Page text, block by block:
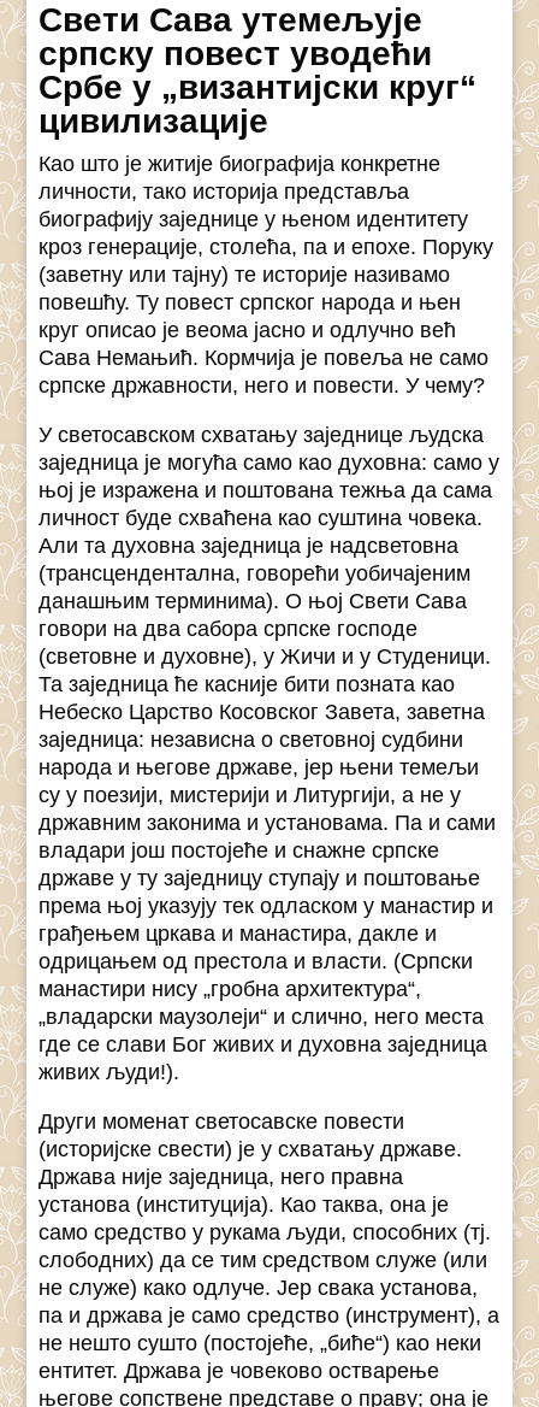
Свети Сава утемељује
српску повест уводећи
Србе у „византијски круг“
цивилизације
Као што је житије биографија конкретне
личности, тако историја представља
биографију заједнице у њеном идентитету
кроз генерације, столећа, па и епохе. Поруку
(заветну или тајну) те историје називамо
повешћу. Ту повест српског народа и њен
круг описао је веома јасно и одлучно већ
Сава Немањић. Кормчија је повеља не само
српске државности, него и повести. У чему?
У светосавском схватању заједнице људска
заједница је могућа само као духовна: само у
њој је изражена и поштована тежња да сама
личност буде схваћена као суштина човека.
Али та духовна заједница је надсветовна
(трансцендентална, говорећи уобичајеним
данашњим терминима). О њој Свети Сава
говори на два сабора српске господе
(световне и духовне), у Жичи и у Студеници.
Та заједница ће касније бити позната као
Небеско Царство Косовског Завета, заветна
заједница: независна о световној судбини
народа и његове државе, јер њени темељи
су у поезији, мистерији и Литургији, а не у
државним законима и установама. Па и сами
владари још постојеће и снажне српске
државе у ту заједницу ступају и поштовање
према њој указују тек одласком у манастир и
грађењем цркава и манастира, дакле и
одрицањем од престола и власти. (Српски
манастири нису „гробна архитектура“,
„владарски маузолеји“ и слично, него места
где се слави Бог живих и духовна заједница
живих људи!).
Други моменат светосавске повести
(историјске свести) је у схватању државе.
Држава није заједница, него правна
установа (институција). Као таква, она је
само средство у рукама људи, способних (тј.
слободних) да се тим средством служе (или
не служе) како одлуче. Јер свака установа,
па и држава је само средство (инструмент), а
не нешто сушто (постојеће, „биће“) као неки
ентитет. Држава је човеково остварење
његове сопствене представе о праву; она је